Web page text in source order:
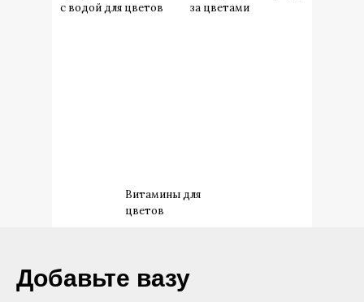
с водой для цветов
за цветами
Витамины для
цветов
​Добавьте вазу